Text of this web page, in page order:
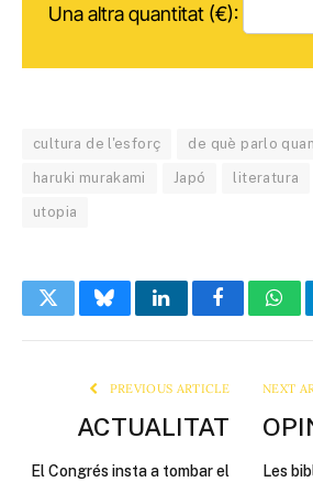
Una altra quantitat (€):
cultura de l'esforç de què parlo
haruki murakami Japó literatura
utopia
TwitterBlueskyLinkedInFacebook
PREVIOUS ARTICLE
ACTUALITAT
El Congrés insta a tombar el
NEXT
Les